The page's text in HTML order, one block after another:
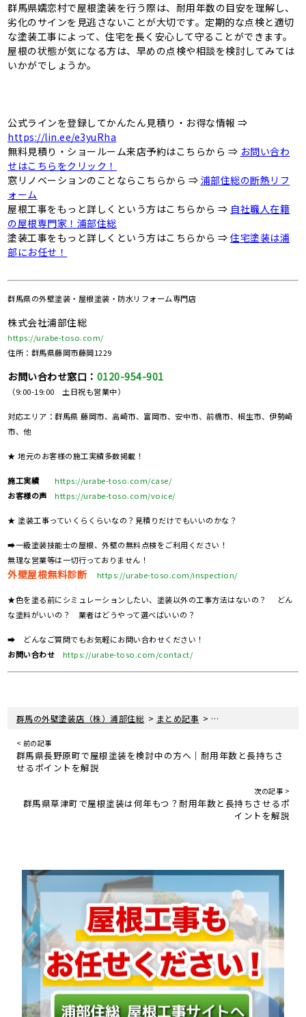
群馬県嬬恋村で屋根塗装を行う際は、耐用年数の目安を理解し、
劣化のサインを見逃さないことが大切です。定期的な点検と適切
な塗装工事によって、住宅を長く安心して守ることができます。
屋根の状態が気になる方は、早めの点検や相談を検討してみては
いかがでしょうか。
公式ラインを登録してかんたん見積り・お得な情報 ⇒
https://lin.ee/e3yuRha
無料見積り・ショールーム来店予約はこちらから ⇒ お問い合わ
せはこちらをクリック！
窓リノベーションのことならこちらから ⇒ 浦部住総の断熱リフ
ォーム
屋根工事をもっと詳しくという方はこちらから ⇒ 自社職人在籍
の屋根専門家！浦部住総
塗装工事をもっと詳しくという方はこちらから ⇒住宅塗装は浦
部にお任せ！
群馬県の外壁塗装・屋根塗装・防水リフォーム専門店
株式会社浦部住総
https://urabe-toso.com/
住所：群馬県藤岡市藤岡1229
お問い合わせ窓口： 0120-954-901
（9:00-19:00 土日祝も営業中）
対応エリア：群馬県 藤岡市、高崎市、富岡市、安中市、前橋市、桐生市、伊勢崎
市、他
★ 地元のお客様の施工実績多数掲載！
施工実績
https://urabe-toso.com/case/
お客様の声
https://urabe-toso.com/voice/
★ 塗装工事っていくらくらいなの？見積りだけでもいいのかな？
➡一級塗装技能士の屋根、外壁の無料点検をご利用ください！
無理な営業等は一切行っておりません！
外壁屋根無料診断 https://urabe-toso.com/inspection/
★色を塗る前にシミュレーションしたい、塗装以外の工事方法はないの？ どん
な塗料がいいの？ 業者はどうやって選べばいいの？
➡ どんなご質問でもお気軽にお問い合わせください！
お問い合わせ
https://urabe-toso.com/contact/
群馬の外壁塗装店（株）浦部住総 > まとめ記事 > 群馬県嬬恋村で屋根塗
< 前の記事
群馬県長野原町で屋根塗装を検討中の方へ｜耐用年数と長持ちさ
せるポイントを解説
次の記事 >
群馬県草津町で屋根塗装は何年もつ？耐用年数と長持ちさせるポ
イントを解説